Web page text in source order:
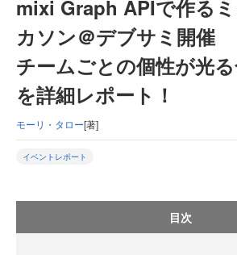
mixi Graph APIで作る
カソン＠デブサミ開催
チームごとの個性が光
を詳細レポート！
モーリ・タロー[著]
イベントレポート
目次